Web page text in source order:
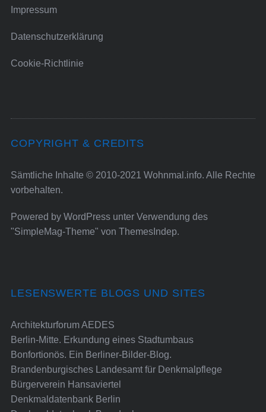
Impressum
Datenschutzerklärung
Cookie-Richtlinie
COPYRIGHT & CREDITS
Sämtliche Inhalte © 2010-2021 Wohnmal.info. Alle Rechte
vorbehalten.
Powered by WordPressunter Verwendung des
"SimpleMag-Theme" von ThemesIndep.
LESENSWERTE BLOGS UND SITES
Architekturforum AEDES
Berlin-Mitte. Erkundung eines Stadtumbaus
Bonfortionös. Ein Berliner-Bilder-Blog.
Brandenburgisches Landesamt für Denkmalpflege
Bürgerverein Hansaviertel
Denkmaldatenbank Berlin